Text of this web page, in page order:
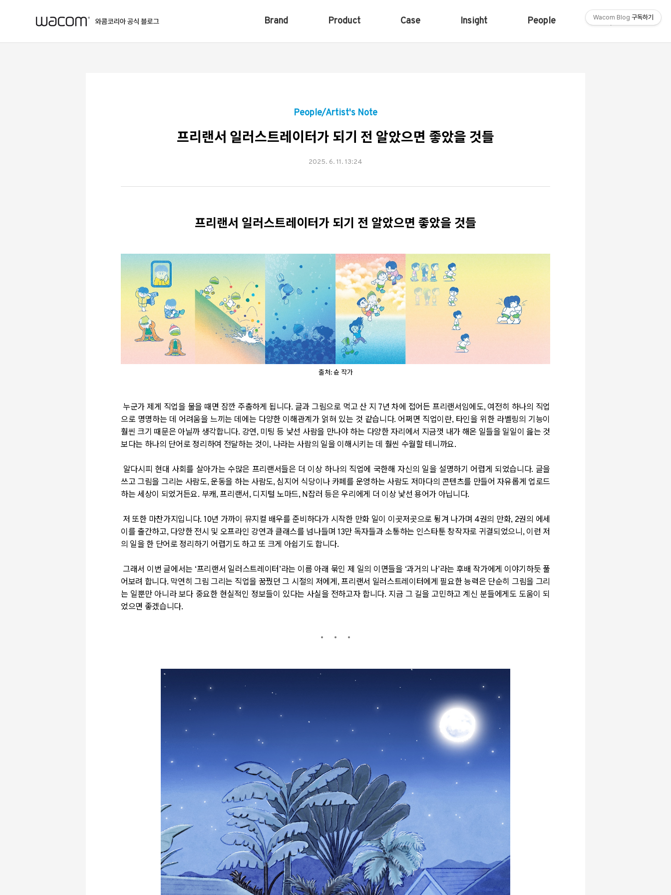
Brand Product Case Insight People Shop
People/Artist's Note
프리랜서 일러스트레이터가 되기 전 알았으면 좋았을 것들
2025. 6. 11. 13:24
프리랜서 일러스트레이터가 되기 전 알았으면 좋았을 것들
출처: 슌 작가
누군가 제게 직업을 물을 때면 잠깐 주춤하게 됩니다. 글과 그림으로 먹고 산 지 7년 차에 접어든 프리랜서임에도, 여전히 하나의 직업
으로 명명하는 데 어려움을 느끼는 데에는 다양한 이해관계가 얽혀 있는 것 같습니다. 어쩌면 직업이란, 타인을 위한 라벨링의 기능이
훨씬 크기 때문은 아닐까 생각합니다. 강연, 미팅 등 낯선 사람을 만나야 하는 다양한 자리에서 지금껏 내가 해온 일들을 일일이 읊는 것
보다는 하나의 단어로 정리하여 전달하는 것이, 나라는 사람의 일을 이해시키는 데 훨씬 수월할 테니까요.
알다시피 현대 사회를 살아가는 수많은 프리랜서들은 더 이상 하나의 직업에 국한해 자신의 일을 설명하기 어렵게 되었습니다. 글을
쓰고 그림을 그리는 사람도, 운동을 하는 사람도, 심지어 식당이나 카페를 운영하는 사람도 저마다의 콘텐츠를 만들어 자유롭게 업로드
하는 세상이 되었거든요. 부캐, 프리랜서, 디지털 노마드, N잡러 등은 우리에게 더 이상 낯선 용어가 아닙니다.
저 또한 마찬가지입니다. 10년 가까이 뮤지컬 배우를 준비하다가 시작한 만화 일이 이곳저곳으로 튕겨 나가며 4권의 만화, 2권의 에세
이를 출간하고, 다양한 전시 및 오프라인 강연과 클래스를 넘나들며 13만 독자들과 소통하는 인스타툰 창작자로 귀결되었으니, 이런 저
의 일을 한 단어로 정리하기 어렵기도 하고 또 크게 아쉽기도 합니다.
그래서 이번 글에서는 ‘프리랜서 일러스트레이터’라는 이름 아래 묶인 제 일의 이면들을 ‘과거의 나’라는 후배 작가에게 이야기하듯 풀
어보려 합니다. 막연히 그림 그리는 직업을 꿈꿨던 그 시절의 저에게, 프리랜서 일러스트레이터에게 필요한 능력은 단순히 그림을 그리
는 일뿐만 아니라 보다 중요한 현실적인 정보들이 있다는 사실을 전하고자 합니다. 지금 그 길을 고민하고 계신 분들에게도 도움이 되
었으면 좋겠습니다.
Wacom Blog 구독하기